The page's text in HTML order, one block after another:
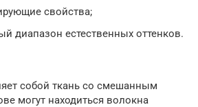
свойства;
диапазон естественных оттенков.
собой ткань со смешанным
могут находиться волокна